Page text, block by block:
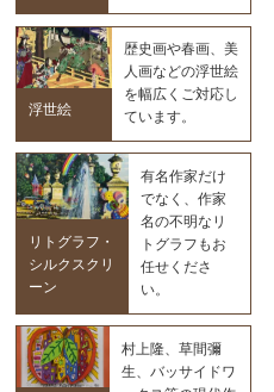
浮世絵
歴史画や春画、美
人画などの浮世絵
を幅広くご対応し
ています。
リトグラフ・
シルクスクリ
ーン
有名作家だけ
でなく、作家
名の不明なリ
トグラフもお
任せくださ
い。
村上隆、草間彌
生、バッサイドワ